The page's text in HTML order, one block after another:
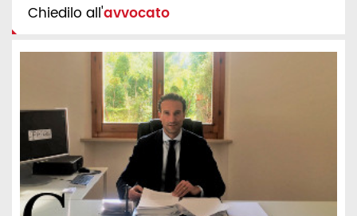
Chiedilo all'avvocato